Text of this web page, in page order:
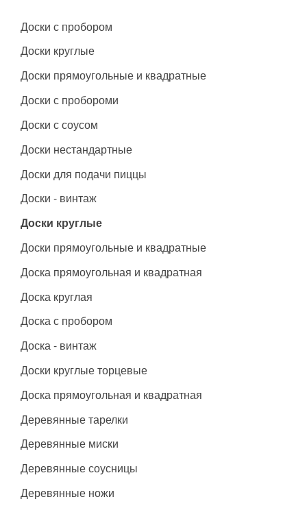
Доски с пробором
Доски круглые
Доски прямоугольные и квадратные
Доски с пробороми
Доски с соусом
Доски нестандартные
Доски для подачи пиццы
Доски - винтаж
Доски круглые
Доски прямоугольные и квадратные
Доска прямоугольная и квадратная
Доска круглая
Доска с пробором
Доска - винтаж
Доски круглые торцевые
Доска прямоугольная и квадратная
Деревянные тарелки
Деревянные миски
Деревянные соусницы
Деревянные ножи